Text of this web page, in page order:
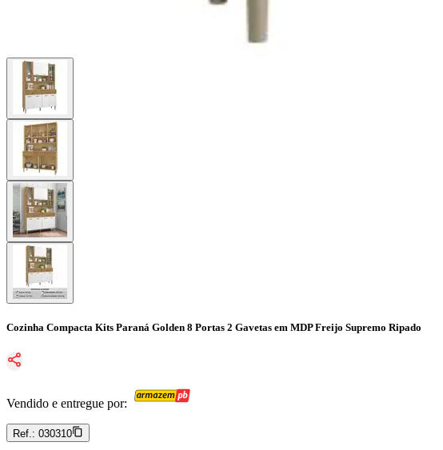
Cozinha Compacta Kits Paraná Golden 8 Portas 2 Gavetas em MDP Freijo Supremo Ripado
Vendido e entregue por:
Ref.: 030310